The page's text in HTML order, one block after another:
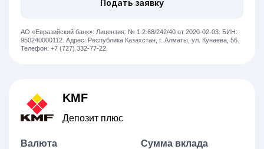
Подать заявку
АО «Евразийский банк». Лицензия: № 1.2.68/242/40 от 2020-02-03. БИН:
950240000112. Адрес: Республика Казахстан, г. Алматы, ул. Кунаева, 56.
Телефон: +7 (727) 332-77-22.
KMF
Депозит плюс
Валюта Сумма вклада